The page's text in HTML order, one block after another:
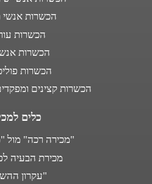
הכשרות
הכשרות
הכשרות
הכשרות
הכשרות קצינים
כלים
"מכירה רכה" מול
מכירת הבעיה
"עקרון